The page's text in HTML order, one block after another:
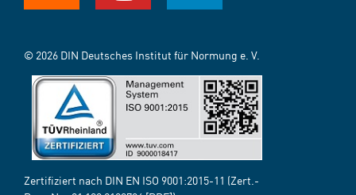
© 2026 DIN Deutsches Institut für Normung e. V.
Zertifiziert nach DIN EN ISO 9001:2015-11 (Zert.-